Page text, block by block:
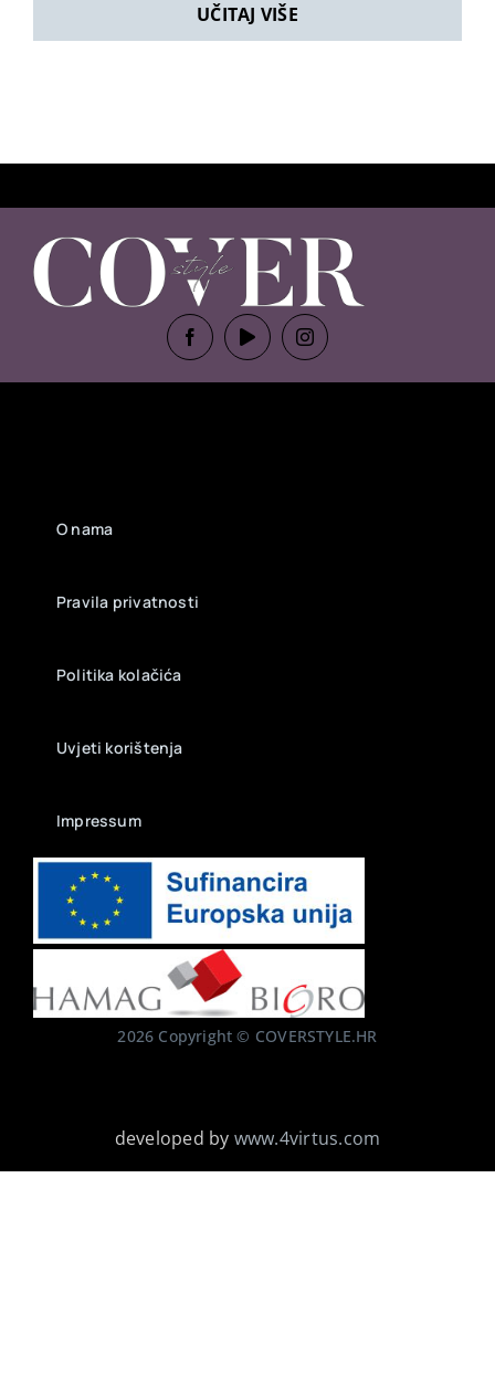
UČITAJ VIŠE
O nama
Pravila privatnosti
Politika kolačića
Uvjeti korištenja
Impressum
2026 Copyright © COVERSTYLE.HR
developed by www.4virtus.com